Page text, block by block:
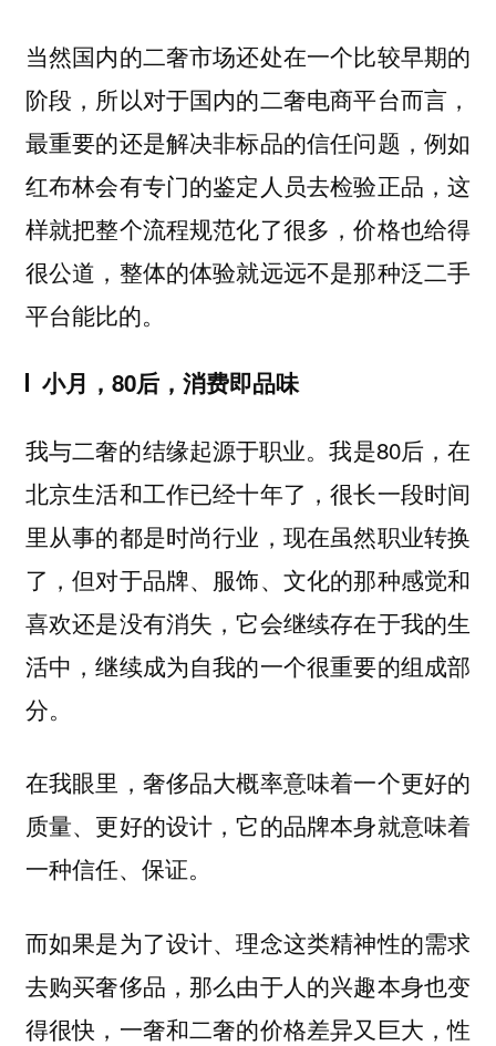
当然国内的二奢市场还处在一个比较早期的
阶段，所以对于国内的二奢电商平台而言，
最重要的还是解决非标品的信任问题，例如
红布林会有专门的鉴定人员去检验正品，这
样就把整个流程规范化了很多，价格也给得
很公道，整体的体验就远远不是那种泛二手
平台能比的。
小月，80后，消费即品味
我与二奢的结缘起源于职业。我是80后，在
北京生活和工作已经十年了，很长一段时间
里从事的都是时尚行业，现在虽然职业转换
了，但对于品牌、服饰、文化的那种感觉和
喜欢还是没有消失，它会继续存在于我的生
活中，继续成为自我的一个很重要的组成部
分。
在我眼里，奢侈品大概率意味着一个更好的
质量、更好的设计，它的品牌本身就意味着
一种信任、保证。
而如果是为了设计、理念这类精神性的需求
去购买奢侈品，那么由于人的兴趣本身也变
得很快，一奢和二奢的价格差异又巨大，性